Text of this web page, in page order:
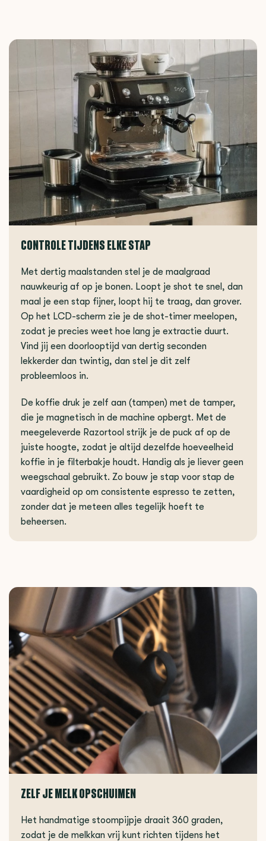
CONTROLE TIJDENS ELKE STAP
Met dertig maalstanden stel je de maalgraad
nauwkeurig af op je bonen. Loopt je shot te snel, dan
maal je een stap fijner, loopt hij te traag, dan grover.
Op het LCD-scherm zie je de shot-timer meelopen,
zodat je precies weet hoe lang je extractie duurt.
Vind jij een doorlooptijd van dertig seconden
lekkerder dan twintig, dan stel je dit zelf
probleemloos in.
De koffie druk je zelf aan (tampen) met de tamper,
die je magnetisch in de machine opbergt. Met de
meegeleverde Razortool strijk je de puck af op de
juiste hoogte, zodat je altijd dezelfde hoeveelheid
koffie in je filterbakje houdt. Handig als je liever geen
weegschaal gebruikt. Zo bouw je stap voor stap de
vaardigheid op om consistente espresso te zetten,
zonder dat je meteen alles tegelijk hoeft te
beheersen.
ZELF JE MELK OPSCHUIMEN
Het handmatige stoompijpje draait 360 graden,
zodat je de melkkan vrij kunt richten tijdens het